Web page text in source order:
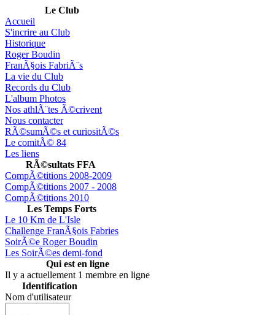
Le Club
Accueil
S'incrire au Club
Historique
Roger Boudin
FranÃ§ois FabriÃ¨s
La vie du Club
Records du Club
L'album Photos
Nos athlÃ¨tes Ã©crivent
Nous contacter
RÃ©sumÃ©s et curiositÃ©s
Le comitÃ© 84
Les liens
RÃ©sultats FFA
CompÃ©titions 2008-2009
CompÃ©titions 2007 - 2008
CompÃ©titions 2010
Les Temps Forts
Le 10 Km de L'Isle
Challenge FranÃ§ois Fabries
SoirÃ©e Roger Boudin
Les SoirÃ©es demi-fond
Qui est en ligne
Il y a actuellement 1 membre en ligne
Identification
Nom d'utilisateur